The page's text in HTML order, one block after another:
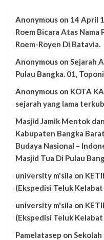
Anonymous on 14 April
Roem Bicara Atas Nama
Roem-Royen Di Batavia.
Anonymous on Sejarah
Pulau Bangka. 01,
Anonymous on KOTA
sejarah yang lama
Masjid Jamik Mentok
Kabupaten Bangka
Budaya Nasional –
Masjid Tua Di Pulau
university m'sila on
(Ekspedisi Teluk
university m'sila on
(Ekspedisi Teluk
Pamelatasep on Sekolah